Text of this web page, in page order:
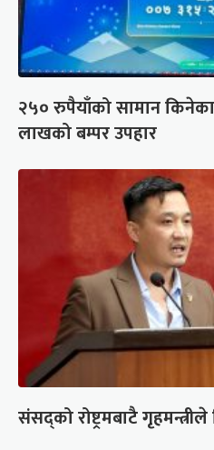
२५० रुपैयाँको सामान
लाखको बम्पर उपहार
संसद्को रोष्ट्रमबाटै गृहमन्त्रीले